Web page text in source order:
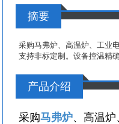
摘要
采购马弗炉、高温炉、工业
支持非标定制。设备控温精
产品介绍
采购马弗炉、高温炉